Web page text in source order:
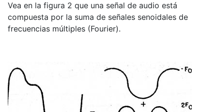
Vea en la figura 2 que una señal de audio está
compuesta por la suma de señales senoidales de
frecuencias múltiples (Fourier).